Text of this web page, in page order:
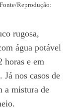
Reprodução:
rugosa,
água potável
horas e em
Já nos casos de
a mistura de